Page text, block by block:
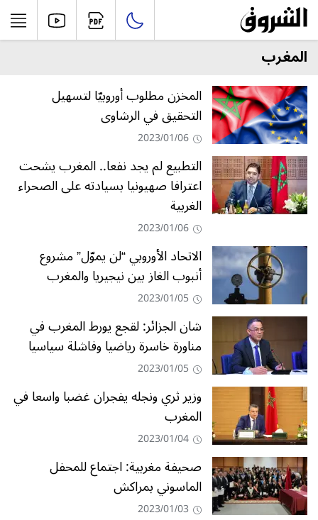
المغرب
المخزن مطلوب أوروبيّا لتسهيل
التحقيق في الرشاوى
2023/01/06
التطبيع لم يجد نفعا.. المغرب يشحت
اعترافا صهيونيا بسيادته على الصحراء
الغربية
2023/01/06
الاتحاد الأوروبي “لن يموّل” مشروع
أنبوب الغاز بين نيجيريا والمغرب
2023/01/05
شان الجزائر: لقجع يورط المغرب في
مناورة خاسرة رياضيا وفاشلة سياسيا
2023/01/05
وزير ثري ونجله يفجران غضبا واسعا في
المغرب
2023/01/04
صحيفة مغربية: اجتماع للمحفل
الماسوني بمراكش
2023/01/03